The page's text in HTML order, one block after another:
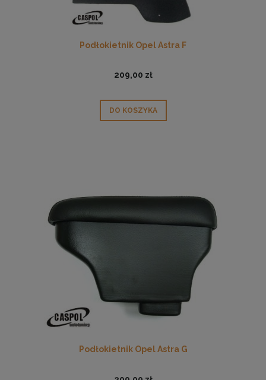
Podłokietnik Opel Astra F
209,00 zł
DO KOSZYKA
Podłokietnik Opel Astra G